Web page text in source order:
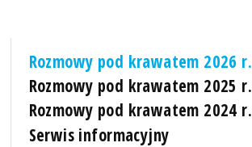
Rozmowy pod krawatem 2026 r.
Rozmowy pod krawatem 2025 r.
Rozmowy pod krawatem 2024 r.
Serwis informacyjny